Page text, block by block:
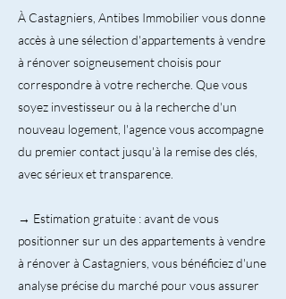
À Castagniers, Antibes Immobilier vous donne
accès à une sélection d'appartements à vendre
à rénover soigneusement choisis pour
correspondre à votre recherche. Que vous
soyez investisseur ou à la recherche d'un
nouveau logement, l'agence vous accompagne
du premier contact jusqu'à la remise des clés,
avec sérieux et transparence.
→ Estimation gratuite : avant de vous
positionner sur un des appartements à vendre
à rénover à Castagniers, vous bénéficiez d'une
analyse précise du marché pour vous assurer